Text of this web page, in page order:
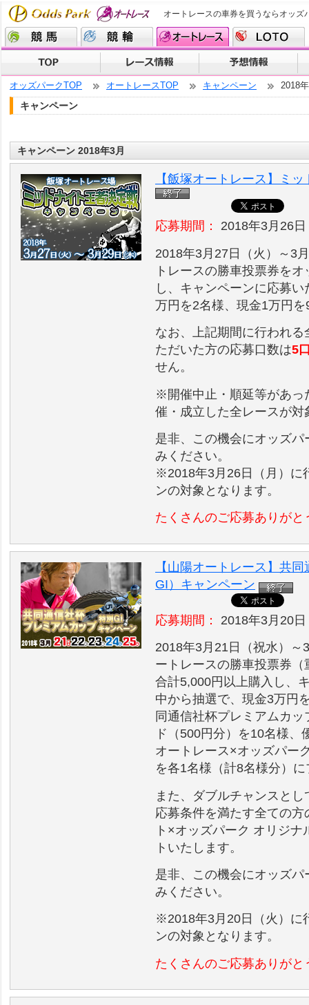
オートレースの車券を買うならオッズ
オッズパークTOP オートレースTOP キャンペーン 2018
キャンペーン
キャンペーン 2018年3月
【飯塚オートレース】ミ
応募期間：
2018年3月26
2018年3月27日（火）～3
トレースの勝車投票券を
し、キャンペーンに応募
万円を2名様、現金1万円
なお、上記期間に行われ
ただいた方の応募口数は5
せん。
※開催中止・順延等があっ
催・成立した全レースが対
是非、この機会にオッズ
みください。
※2018年3月26日（月）に
ンの対象となります。
たくさんのご応募ありがと
【山陽オートレース】共
GI）キャンペーン
応募期間：
2018年3月20
2018年3月21日（祝水）～
ートレースの勝車投票券
合計5,000円以上購入し、
中から抽選で、現金3万円
同通信社杯プレミアムカ
ド（500円分）を10名様
オートレース×オッズパー
を各1名様（計8名様分）
また、ダブルチャンスと
応募条件を満たす全ての
ト×オッズパーク オリジ
トいたします。
是非、この機会にオッズ
みください。
※2018年3月20日（火）に
ンの対象となります。
たくさんのご応募ありがと